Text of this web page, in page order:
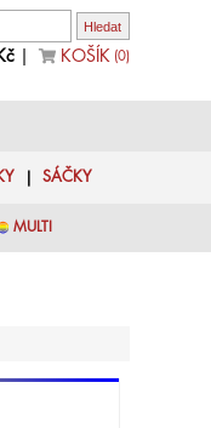
| KOŠÍK (0)
SÁČKY
MULTI